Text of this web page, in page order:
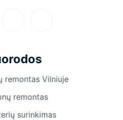
remontas Vilniuje
remontas
surinkimas